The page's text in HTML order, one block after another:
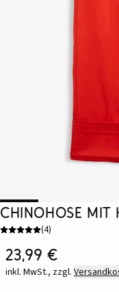
Chinohose mit
(4)
23,99 €
inkl. MwSt., zzgl.